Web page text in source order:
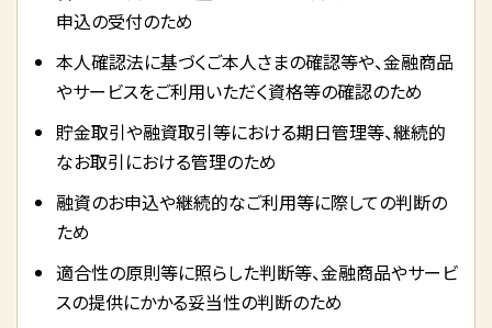
申込の受付のため
本人確認法に基づくご本人さまの確認等や、金融商品
やサービスをご利用いただく資格等の確認のため
貯金取引や融資取引等における期日管理等、継続的
なお取引における管理のため
融資のお申込や継続的なご利用等に際しての判断の
ため
適合性の原則等に照らした判断等、金融商品やサービ
スの提供にかかる妥当性の判断のため